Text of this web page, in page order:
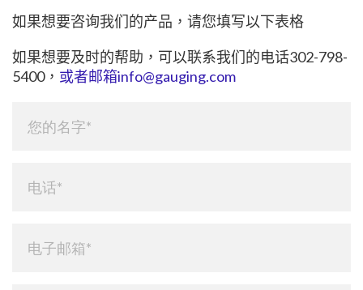
如果想要咨询我们的产品，请您填写以下表格
如果想要及时的帮助，可以联系我们的电话302-798-
5400， 或者邮箱info@gauging.com